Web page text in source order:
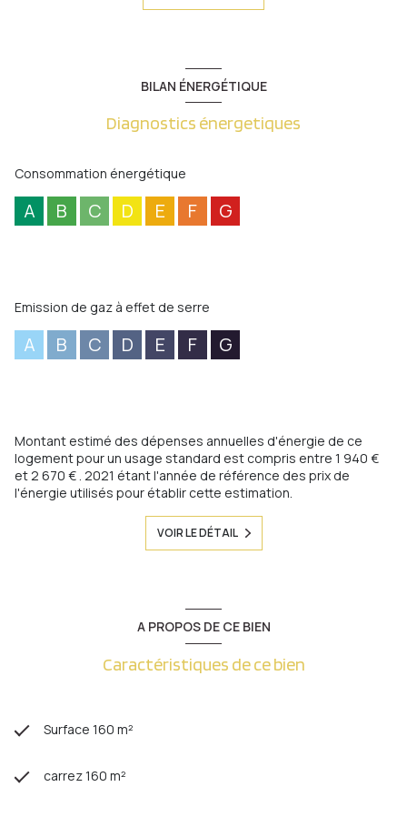
ind, une salle de bains et une terrasse. DV PVC, chauffage gaz
ind. Terrain de 07 ares et 54 ca.BILAN ÉNERGÉTIQUE
Diagnostics énergetiques
Consommation énergétique
A B C D E F G
Emission de gaz à effet de serre
A B C D E F G
Montant estimé des dépenses annuelles d'énergie de ce
logement pour un usage standard est compris entre 1 940 €
et 2 670 € . 2021 étant l'année de référence des prix de
l'énergie utilisés pour établir cette estimation.
VOIR LE DÉTAIL
A PROPOS DE CE BIEN
Caractéristiques de ce bien
Surface 160 m²
carrez 160 m²